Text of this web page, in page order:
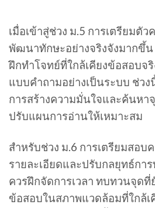
เมื่อเข้าสู่ช่วง ม.5 การเตรียมตั
พัฒนาทักษะอย่างจริงจังมากขึ้น
ฝึกทำโจทย์ที่ใกล้เคียงข้อสอบจ
แบบคำถามอย่างเป็นระบบ ช่ว
การสร้างความมั่นใจและค้นหา
ปรับแผนการอ่านให้เหมาะสม
สำหรับช่วง ม.6 การเตรียมสอบ
รายละเอียดและปรับกลยุทธ์กา
ควรฝึกจัดการเวลา ทบทวนจุดที่
ข้อสอบในสภาพแวดล้อมที่ใกล้เ